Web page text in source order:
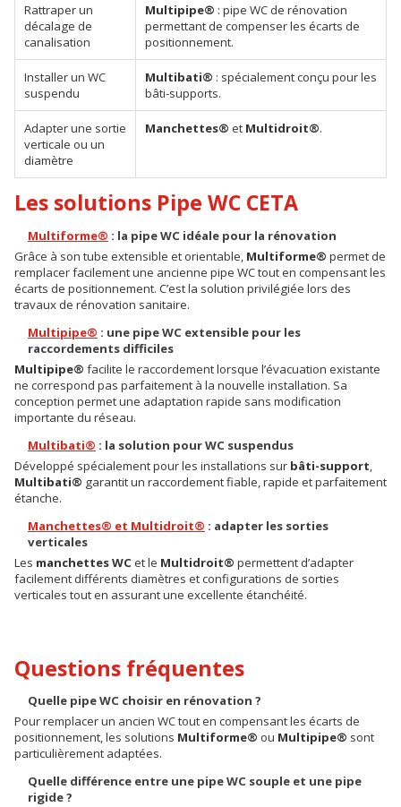
Rattraper un
décalage de
canalisation
Multipipe® : pipe WC de rénovation
permettant de compenser les écarts de
positionnement.
Installer un WC
suspendu
Multibati® : spécialement conçu pour les
bâti-supports.
Adapter une sortie
verticale ou un
diamètre
Manchettes® et Multidroit®.
Les solutions Pipe WC CETA
Multiforme® : la pipe WC idéale pour la rénovation
Grâce à son tube extensible et orientable, Multiforme® permet de
remplacer facilement une ancienne pipe WC tout en compensant les
écarts de positionnement. C’est la solution privilégiée lors des
travaux de rénovation sanitaire.
Multipipe® : une pipe WC extensible pour les
raccordements difficiles
Multipipe® facilite le raccordement lorsque l’évacuation existante
ne correspond pas parfaitement à la nouvelle installation. Sa
conception permet une adaptation rapide sans modification
importante du réseau.
Multibati® : la solution pour WC suspendus
Développé spécialement pour les installations sur bâti-support,
Multibati® garantit un raccordement fiable, rapide et parfaitement
étanche.
Manchettes® et Multidroit® : adapter les sorties
verticales
Les manchettes WCet le Multidroit® permettent d’adapter
facilement différents diamètres et configurations de sorties
verticales tout en assurant une excellente étanchéité.
Questions fréquentes
Quelle pipe WC choisir en rénovation ?
Pour remplacer un ancien WC tout en compensant les écarts de
positionnement, les solutions Multiforme® ou Multipipe® sont
particulièrement adaptées.
Quelle différence entre une pipe WC souple et une pipe
rigide ?